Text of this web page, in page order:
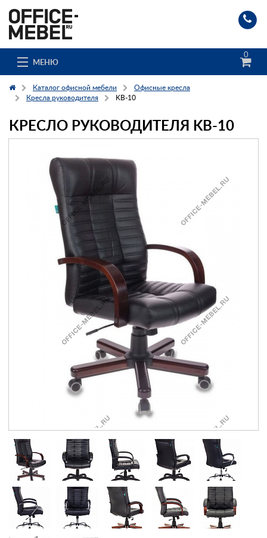
МЕНЮ
0
Каталог
Доставка и сборка
Гос. заказчикам
Заказ каталога
Заказать обратный звонок
Каталог офисной мебели
Офисные кресла
Кресла руководителя
KB-10
КРЕСЛО РУКОВОДИТЕЛЯ KB-10